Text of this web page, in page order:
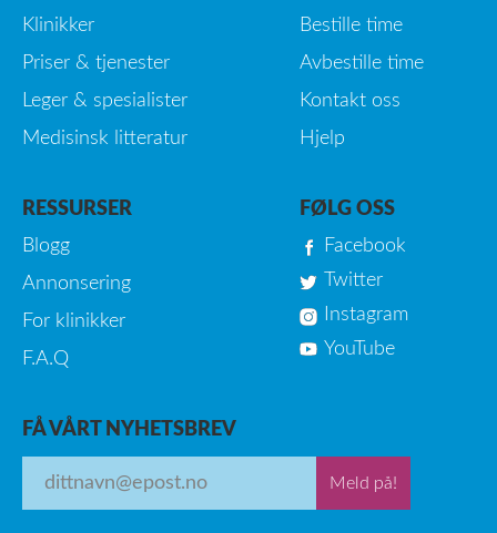
Klinikker
Priser & tjenester
Leger & spesialister
Medisinsk litteratur
Bestille time
Avbestille time
Kontakt oss
Hjelp
RESSURSER
Blogg
Annonsering
For klinikker
F.A.Q
FØLG OSS
Facebook
Twitter
Instagram
YouTube
FÅ VÅRT NYHETSBREV
Meld på!